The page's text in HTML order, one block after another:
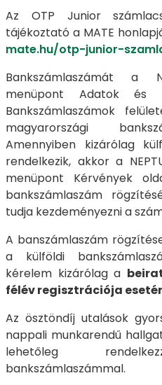
Az OTP Junior
tájékoztató a MATE
mate.hu/otp-junior-
Bankszámlaszámát a
menüpont Adatok és
Bankszámlaszámok
magyarországi
Amennyiben kizárólag
rendelkezik, akkor a
menüpont Kérvények
bankszámlaszám
tudja kezdeményezni a
A banszámlaszám
a külföldi
kérelem kizárólag a
félév regisztrációja
Az ösztöndíj utalások
nappali munkarendű
lehetőleg
bankszámlaszámmal.